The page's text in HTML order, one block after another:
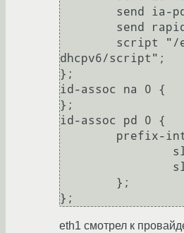
dhcpv6/script";
};
id-assoc na 0 {
};
id-assoc pd 0 {
eth1 смотрел к